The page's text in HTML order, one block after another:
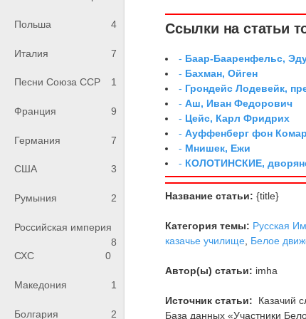
Польша 4
Италия 7
Песни Союза ССР 1
Франция 9
Германия 7
США 3
Румыния 2
Российская империя
8
СХС
0
Македония 1
Болгария 2
Ссылки на статьи
- Баар-Бааренфельс,
- Бахман, Ойген
- Грондейс Лодевейк,
-Аш, Иван Федорович
- Цейс, Карл Фридрих
-Ауффенберг фон
- Мнишек, Ежи
- КОЛОТИНСКИЕ,
Название статьи: {title}
Категория темы: Русская
казачье училище Белое
Автор(ы) статьи: imha
Источник статьи:
Казачий
База данных «Участники